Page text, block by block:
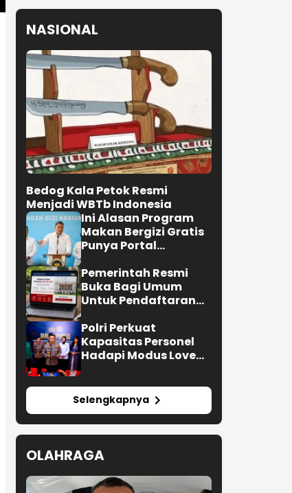
NASIONAL
Bedog Kala Petok Resmi
Menjadi WBTb Indonesia
Ini Alasan Program
Makan Bergizi Gratis
Punya Portal
SPPG
Pemerintah Resmi
Buka Bagi Umum
Untuk Pendaftaran
Polri Perkuat
Kapasitas Personel
Hadapi Modus Love
Selengkapnya
OLAHRAGA